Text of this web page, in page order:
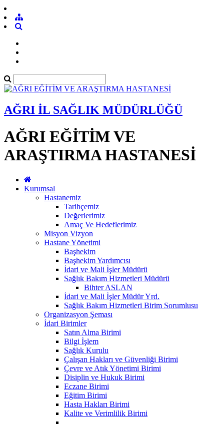
AĞRI İL SAĞLIK MÜDÜRLÜĞÜ
AĞRI EĞİTİM VE
ARAŞTIRMA HASTANESİ
Kurumsal
Hastanemiz
Tarihçemiz
Değerlerimiz
Amaç Ve Hedeflerimiz
Misyon Vizyon
Hastane Yönetimi
Başhekim
Başhekim Yardımcısı
İdari ve Mali İşler Müdürü
Sağlık Bakım Hizmetleri Müdürü
Bihter ASLAN
İdari ve Mali İşler Müdür Yrd.
Sağlık Bakım Hizmetleri Birim Sorumlusu
Organizasyon Şeması
İdari Birimler
Satın Alma Birimi
Bilgi İşlem
Sağlık Kurulu
Çalışan Hakları ve Güvenliği Birimi
Çevre ve Atık Yönetimi Birimi
Disiplin ve Hukuk Birimi
Eczane Birimi
Eğitim Birimi
Hasta Hakları Birimi
Kalite ve Verimlilik Birimi